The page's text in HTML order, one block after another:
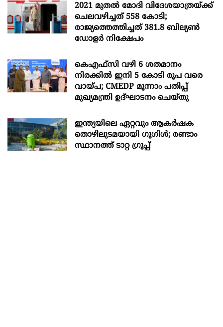
2021 മുതൽ മോദി വിദേശയാത്രയ്ക്ക്
ചെലവഴിച്ചത് 558 കോടി;
രാജ്യത്തെത്തിച്ചത് 381.8 ബില്യൺ
ഡോളർ നിക്ഷേപം
കെഎഫ്സി വഴി 6 ശതമാനം
നിരക്കിൽ ഇനി 5 കോടി രൂപ വരെ
വായ്പ; CMEDP മൂന്നാം പതിപ്പ്
മുഖ്യമന്ത്രി ഉദ്ഘാടനം ചെയ്തു
ഇന്ത്യയിലെ ഏറ്റവും ആകര്‍ഷക
തൊഴിലുടമയായി ഗൂഗിള്‍; രണ്ടാം
സ്ഥാനത്ത് ടാറ്റ ഗ്രൂപ്പ്